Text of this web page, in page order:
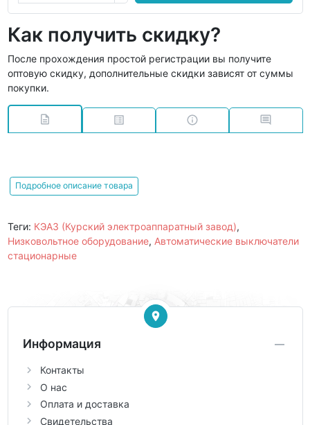
Как получить скидку?
После прохождения простой регистрации вы получите
оптовую скидку, дополнительные скидки зависят от суммы
покупки.
Подробное описание товара
Теги: КЭАЗ (Курский электроаппаратный завод),
Низковольтное оборудование, Автоматические выключатели
стационарные
Информация
Контакты
О нас
Оплата и доставка
Свидетельства